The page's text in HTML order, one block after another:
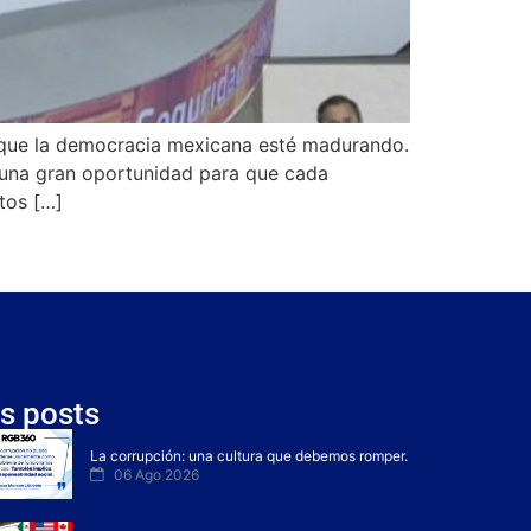
la democracia mexicana esté madurando.
gran oportunidad para que cada
[…]
posts
La corrupción: una cultura que debemos romper.
06 Ago 2026